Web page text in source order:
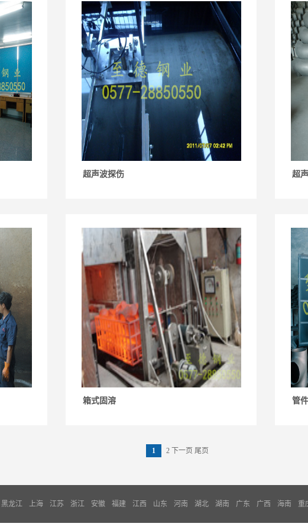
超声波探伤 超
箱式固溶 管
1 2 下一页 尾页
黑龙江 上海 江苏 浙江 安徽 福建 江西 山东 河南 湖北 湖南 广东 广西 海南 重